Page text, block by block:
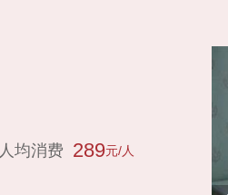
人均消费 289元/人